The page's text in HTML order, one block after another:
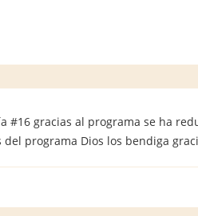
#16 gracias al programa se ha
del programa Dios los bendiga